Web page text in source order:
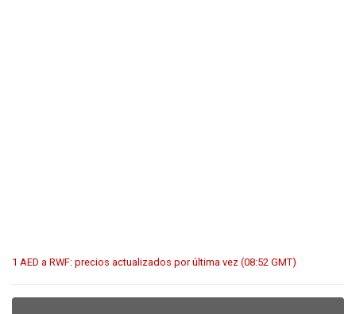
1 AED a RWF: precios actualizados por última vez (08:52 GMT)